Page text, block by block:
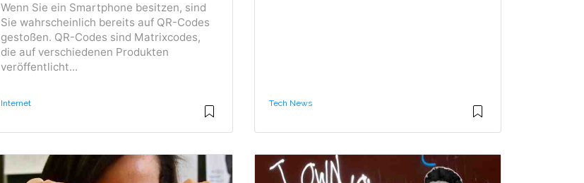
Wenn Sie ein Smartphone besitzen, sind
Sie wahrscheinlich bereits auf QR-Codes
gestoßen. QR-Codes sind Matrixcodes,
die auf verschiedenen Produkten
veröffentlicht...
Internet Tech News